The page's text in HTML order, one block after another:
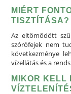
MIÉRT
TISZTÍTÁSA?
Az eltömődött
szórófejek nem
következménye
vízellátás és a
MIKOR KELL